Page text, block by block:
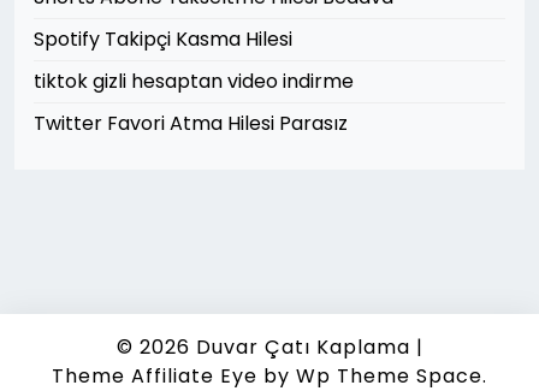
Spotify Takipçi Kasma Hilesi
tiktok gizli hesaptan video indirme
Twitter Favori Atma Hilesi Parasız
© 2026 Duvar Çatı Kaplama |
Theme Affiliate Eye by Wp Theme Space.